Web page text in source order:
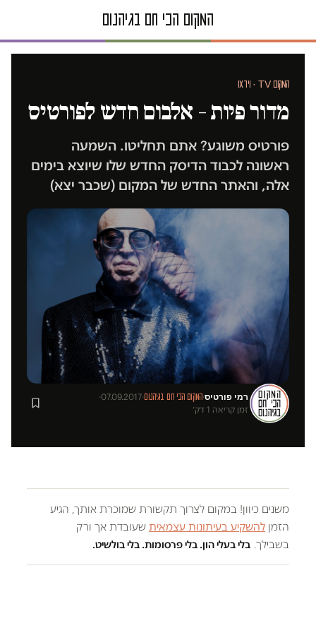
המקום TV · וידאו
מדור פיות – אלבום חדש לפורטיס
פורטיס משוגע? אתם תחליטו. השמעה
ראשונה לכבוד הדיסק החדש שלו שיוצא בימים
אלה, והאתר החדש של המקום (שכבר יצא)
רמי פורטיס·המקום הכי חם בגיהנום·
07.09.2017
·
זמן קריאה 1 דק׳
משנים כיוון! במקום לצרוך תקשורת שמוכרת אותך, הגיע
הזמן להשקיע בעיתונות עצמאית שעובדת אך ורק
בשבילך. בלי בעלי הון. בלי פרסומות. בלי בולשיט.